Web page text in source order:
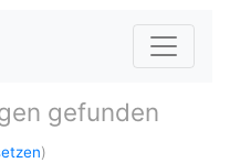
gefunden
)